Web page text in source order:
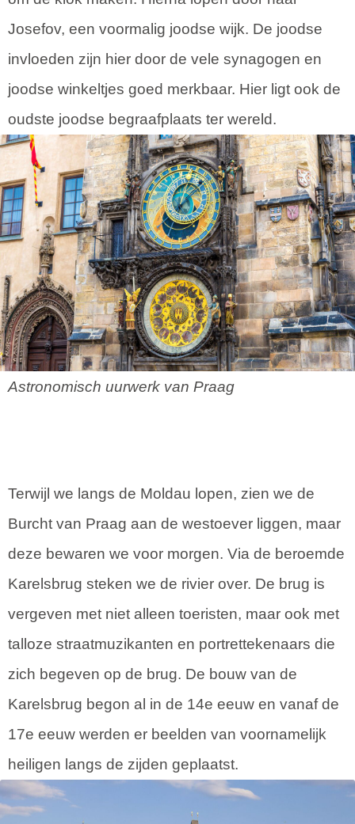
Josefov, een voormalig joodse wijk. De joodse
invloeden zijn hier door de vele synagogen en
joodse winkeltjes goed merkbaar. Hier ligt ook de
oudste joodse begraafplaats ter wereld.
Astronomisch uurwerk van Praag
Terwijl we langs de Moldau lopen, zien we de
Burcht van Praag aan de westoever liggen, maar
deze bewaren we voor morgen. Via de beroemde
Karelsbrug steken we de rivier over. De brug is
vergeven met niet alleen toeristen, maar ook met
talloze straatmuzikanten en portrettekenaars die
zich begeven op de brug. De bouw van de
Karelsbrug begon al in de 14e eeuw en vanaf de
17e eeuw werden er beelden van voornamelijk
heiligen langs de zijden geplaatst.